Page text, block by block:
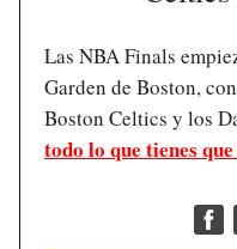
Las NBA Finals
Garden de Boston,
Boston Celtics y los
todo lo que tienes